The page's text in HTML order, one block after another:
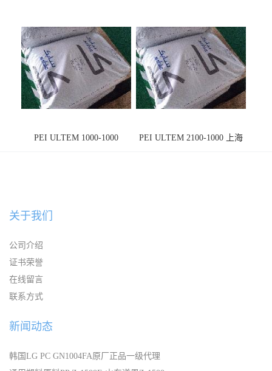
PEI ULTEM 1000-1000
PEI ULTEM 2100-1000 上海
关于我们
公司介绍
证书荣誉
在线留言
联系方式
新闻动态
韩国LG PC GN1004FA原厂正品一级代理